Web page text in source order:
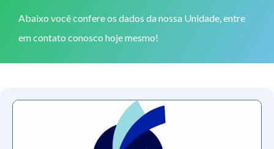
Abaixo você confere os dados da nossa Unidade, entre
em contato conosco hoje mesmo!